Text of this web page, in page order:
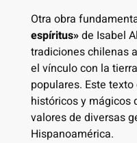
Otra obra
espíritus»de Isabel
tradiciones chilenas
el vínculo con la
populares. Este
históricos y mágicos
valores de diversas
Hispanoamérica.